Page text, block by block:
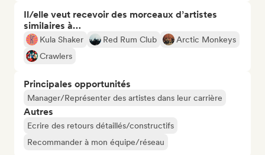
Il/elle veut recevoir des morceaux d’artistes
similaires à…
Kula Shaker Red Rum Club
Arctic Monkeys
Crawlers
Principales opportunités
Manager/Représenter des artistes dans leur carrière
Autres
Ecrire des retours détaillés/constructifs
Recommander à mon équipe/réseau